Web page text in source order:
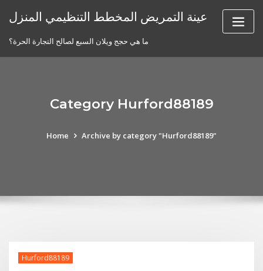
عينة التمريض المخطط التنظيمي المنزل
ما هي حجج ويلان السبع لصالح التجارة الحرة؟
Category Hurford88189
Home Archive by category "Hurford88189"
Hurford88189